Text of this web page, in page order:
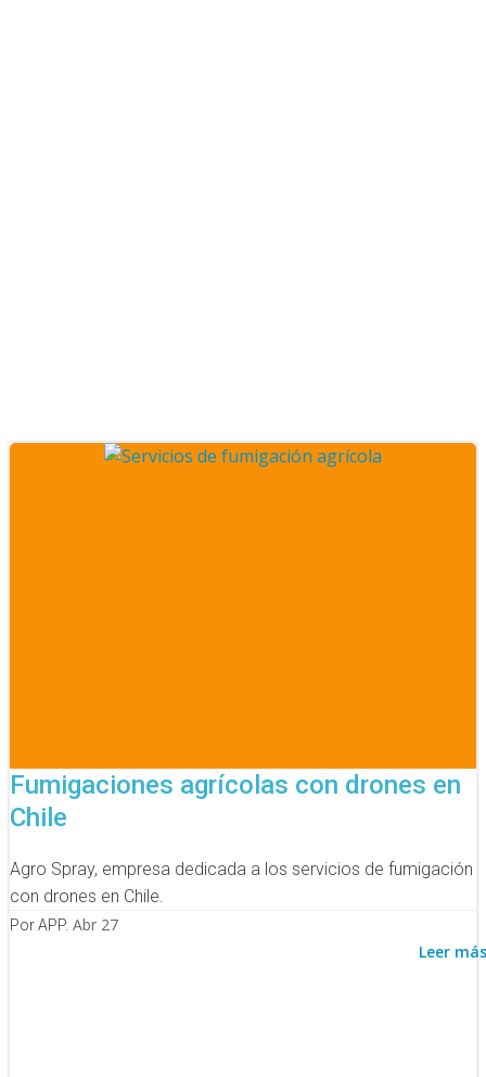
Fumigaciones agrícolas con drones en
Chile
Agro Spray, empresa dedicada a los servicios de fumigación
con drones en Chile.
Por APP. Abr 27
Leer más